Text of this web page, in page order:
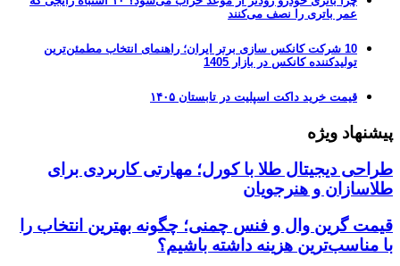
عمر باتری را نصف می‌کنند
10 شرکت کانکس سازی برتر ایران؛ راهنمای انتخاب مطمئن‌ترین
تولیدکننده کانکس در بازار 1405
قیمت خرید داکت اسپلیت در تابستان ۱۴۰۵
پیشنهاد ویژه
طراحی دیجیتال طلا با کورل؛ مهارتی کاربردی برای
طلاسازان و هنرجویان
قیمت گرین وال و فنس چمنی؛ چگونه بهترین انتخاب را
با مناسب‌ترین هزینه داشته باشیم؟